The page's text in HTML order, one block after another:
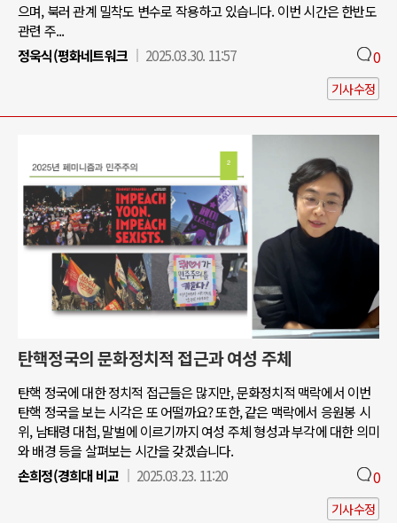
으며, 북러 관계 밀착도 변수로 작용하고 있습니다. 이번 시간은 한반도
관련 주...
정욱식(평화네트워크
2025.03.30. 11:57 0
기사수정
탄핵정국의 문화정치적 접근과 여성 주체
탄핵 정국에 대한 정치적 접근들은 많지만, 문화정치적 맥락에서 이번
탄핵 정국을 보는 시각은 또 어떨까요? 또한, 같은 맥락에서 응원봉 시
위, 남태령 대첩, 말벌에 이르기까지 여성 주체 형성과 부각에 대한 의미
와 배경 등을 살펴보는 시간을 갖겠습니다.
손희정(경희대 비교
2025.03.23. 11:20 0
기사수정